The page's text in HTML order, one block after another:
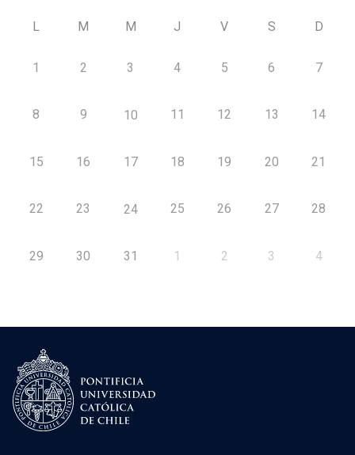
L M M J V S D
1 2 3 4 5 6 7
8 9 10 11 12 13 14
15 16 17 18 19 20 21
22 23 24 25 26 27 28
29 30 31 1 2 3 4